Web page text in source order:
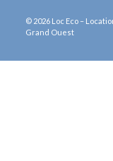
© 2026 Loc Eco –
Grand Ouest